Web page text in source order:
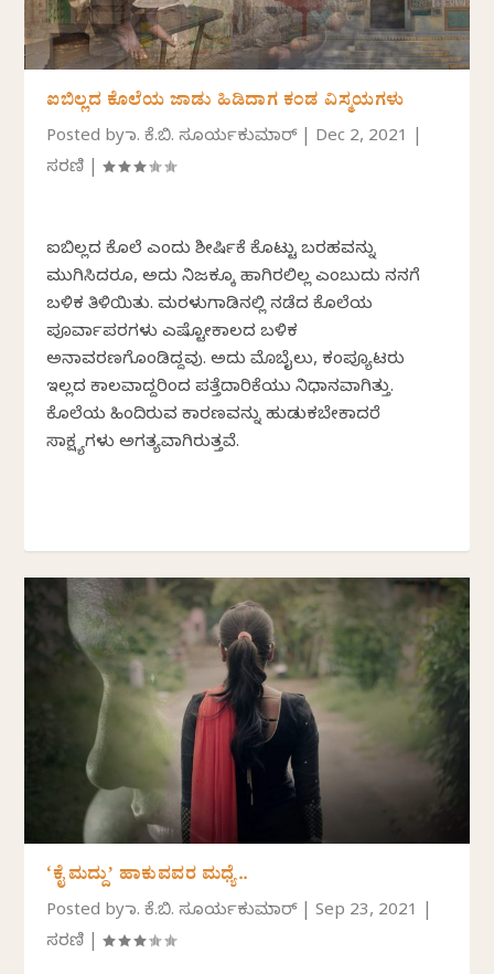
ಐಬಿಲ್ಲದ ಕೊಲೆಯ ಜಾಡು ಹಿಡಿದಾಗ ಕಂಡ ವಿಸ್ಮಯಗಳು
Posted byಡಾ. ಕೆ.ಬಿ. ಸೂರ್ಯಕುಮಾರ್| Dec 2, 2021
ಸರಣಿ |
ಐಬಿಲ್ಲದ ಕೊಲೆ ಎಂದು ಶೀರ್ಷಿಕೆ ಕೊಟ್ಟು ಬರಹವನ್ನು
ಮುಗಿಸಿದರೂ, ಅದು ನಿಜಕ್ಕೂ ಹಾಗಿರಲಿಲ್ಲ ಎಂಬುದು ನನಗೆ
ಬಳಿಕ ತಿಳಿಯಿತು. ಮರಳುಗಾಡಿನಲ್ಲಿ ನಡೆದ ಕೊಲೆಯ
ಪೂರ್ವಾಪರಗಳು ಎಷ್ಟೋಕಾಲದ ಬಳಿಕ
ಅನಾವರಣಗೊಂಡಿದ್ದವು. ಅದು ಮೊಬೈಲು, ಕಂಪ್ಯೂಟರು
ಇಲ್ಲದ ಕಾಲವಾದ್ದರಿಂದ ಪತ್ತೆದಾರಿಕೆಯು ನಿಧಾನವಾಗಿತ್ತು.
ಕೊಲೆಯ ಹಿಂದಿರುವ ಕಾರಣವನ್ನು ಹುಡುಕಬೇಕಾದರೆ
ಸಾಕ್ಷ್ಯಗಳು ಅಗತ್ಯವಾಗಿರುತ್ತವೆ.
‘ಕೈ ಮದ್ದು’ ಹಾಕುವವರ ಮಧ್ಯೆ..
Posted byಡಾ. ಕೆ.ಬಿ. ಸೂರ್ಯಕುಮಾರ್ |Sep 23, 2021
ಸರಣಿ |